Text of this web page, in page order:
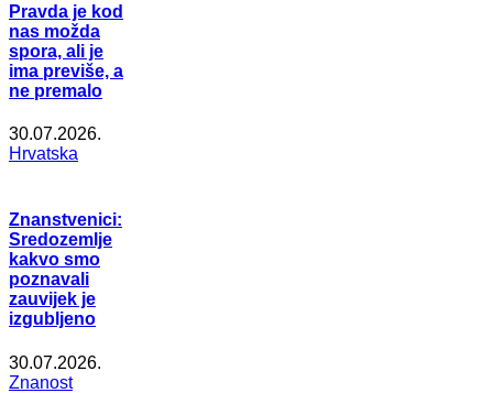
Pravda je kod
nas možda
spora, ali je
ima previše, a
ne premalo
30.07.2026.
Hrvatska
Znanstvenici:
Sredozemlje
kakvo smo
poznavali
zauvijek je
izgubljeno
30.07.2026.
Znanost